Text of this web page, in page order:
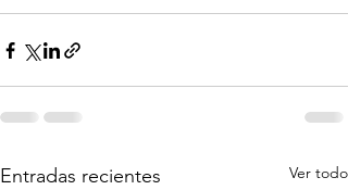
Entradas recientes Ver todo